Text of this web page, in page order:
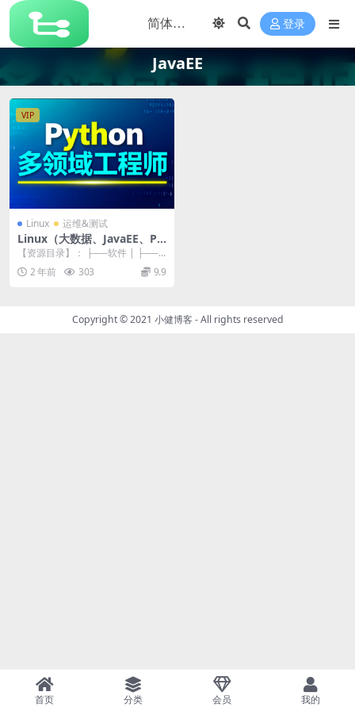
登录
JavaEE
VIP
Linux 运维&测试
Linux（大数据、JavaEE、Py
thon通用版）
【资源目录】： ├──软件 | ├──a
pache-tomcat-7.0.70....
2 年前 303 9.9
Copyright © 2021 小健博客 - All rights reserved
首页 分类 会员 我的